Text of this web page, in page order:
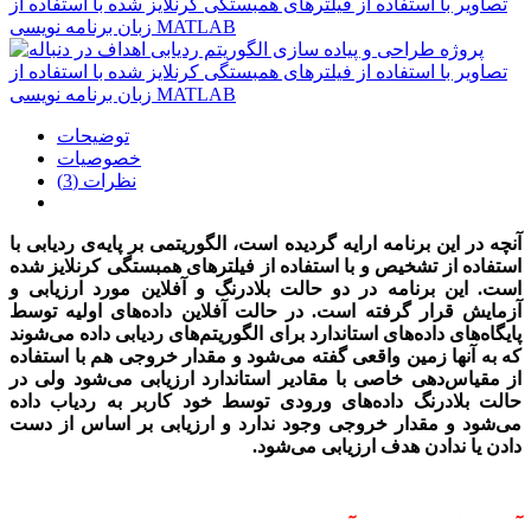
توضیحات
خصوصیات
نظرات (3)
آنچه در این برنامه ارایه گردیده است، الگوریتمی بر پایه‌ی ردیابی با
استفاده از تشخیص و با استفاده از فیلترهای همبستگی کرنلایز شده
است. این برنامه در دو حالت بلادرنگ و آفلاین مورد ارزیابی و
آزمایش قرار گرفته است. در حالت آفلاین داده‌های اولیه توسط
پایگاه‌های داده‌های استاندارد برای الگوریتم‌های ردیابی داده می‌شوند
که به آنها زمین واقعی گفته می‌شود و مقدار خروجی هم با استفاده
از مقیاس‌دهی خاصی با مقادیر استاندارد ارزیابی می‌شود ولی در
حالت بلادرنگ داده‌های ورودی توسط خود کاربر به ردیاب داده
می‌شود و مقدار خروجی وجود ندارد و ارزیابی بر اساس از دست
دادن یا ندادن هدف ارزیابی می‌شود.